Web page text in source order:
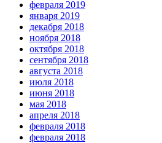
февраля 2019
января 2019
декабря 2018
ноября 2018
октября 2018
сентября 2018
августа 2018
июля 2018
июня 2018
мая 2018
апреля 2018
февраля 2018
февраля 2018